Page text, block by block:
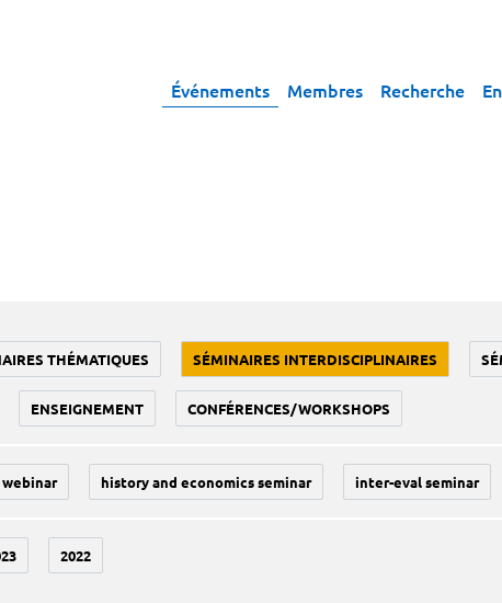
Événements Membres Recherche
THÉMATIQUES SÉMINAIRES INTERDISCIPLINAIRES
ENSEIGNEMENT CONFÉRENCES/WORKSHOPS
history and economics seminar inter-eval seminar
2022